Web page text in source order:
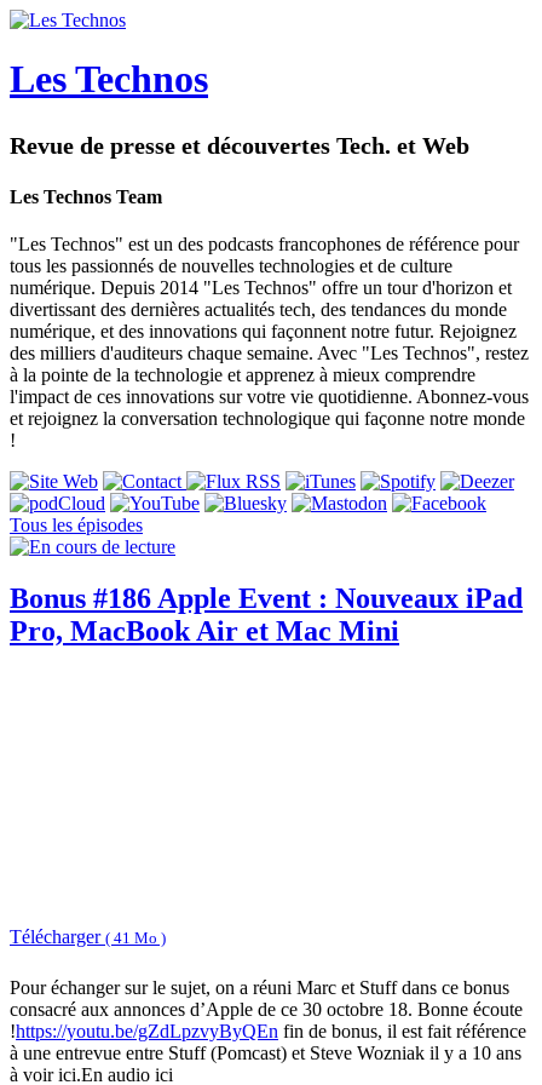
Les Technos
Revue de presse et découvertes Tech. et Web
Les Technos Team
"Les Technos" est un des podcasts francophones de référence pour
tous les passionnés de nouvelles technologies et de culture
numérique. Depuis 2014 "Les Technos" offre un tour d'horizon et
divertissant des dernières actualités tech, des tendances du monde
numérique, et des innovations qui façonnent notre futur. Rejoignez
des milliers d'auditeurs chaque semaine. Avec "Les Technos", restez
à la pointe de la technologie et apprenez à mieux comprendre
l'impact de ces innovations sur votre vie quotidienne. Abonnez-vous
et rejoignez la conversation technologique qui façonne notre monde
!
Tous les épisodes
Bonus #186 Apple Event : Nouveaux iPad
Pro, MacBook Air et Mac Mini
Télécharger ( 41 Mo )
Pour échanger sur le sujet, on a réuni Marc et Stuff dans ce bonus
consacré aux annonces d’Apple de ce 30 octobre 18. Bonne écoute
!https://youtu.be/gZdLpzvyByQEn fin de bonus, il est fait référence
à une entrevue entre Stuff (Pomcast) et Steve Wozniak il y a 10 ans
à voir ici.En audio ici